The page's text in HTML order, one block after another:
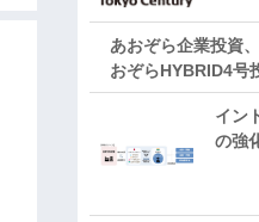
あおぞら企業投資
おぞらHYBRID4号
イン
の強